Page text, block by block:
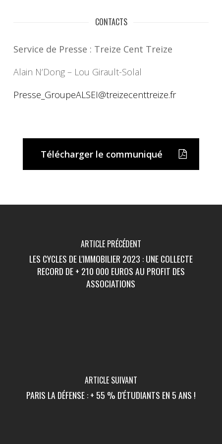
CONTACTS
Service de Presse : Treize Cent Treize
Alain N’Dong – Lou Girault-Solal
Presse_GroupeALSEI@treizecenttreize.fr
Télécharger le communiqué
ARTICLE PRÉCÉDENT
LES CYCLES DE L'IMMOBILIER 2023 : UNE COLLECTE
RECORD DE + 210 000 EUROS AU PROFIT DES
ASSOCIATIONS
ARTICLE SUIVANT
PARIS LA DÉFENSE : + 55 % D'ÉTUDIANTS EN 5 ANS !